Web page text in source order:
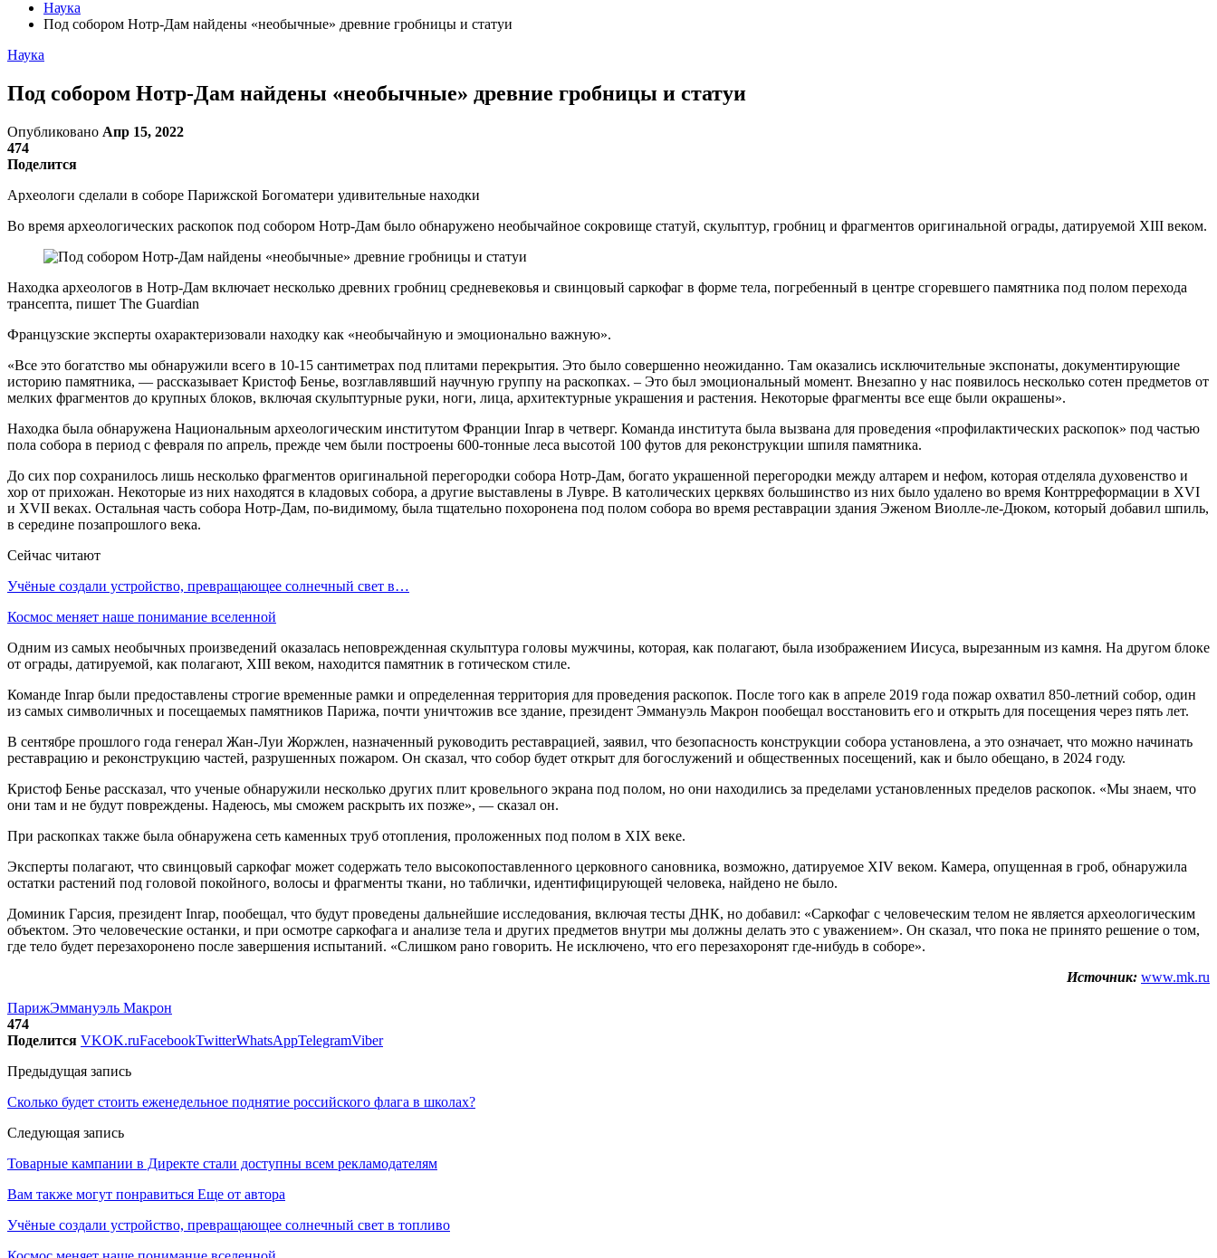
Наука
Под собором Нотр-Дам найдены «необычные» древние гробницы и статуи
Наука
Под собором Нотр-Дам найдены «необычные» древние гробницы и статуи
Опубликовано Апр 15, 2022
474
Поделится
Археологи сделали в соборе Парижской Богоматери удивительные находки
Во время археологических раскопок под собором Нотр-Дам было обнаружено необычайное сокровище статуй, скульптур, гробниц и фрагментов оригинальной ограды, датируемой XIII веком.
Находка археологов в Нотр-Дам включает несколько древних гробниц средневековья и свинцовый саркофаг в форме тела, погребенный в центре сгоревшего памятника под полом перехода
трансепта, пишет The Guardian
Французские эксперты охарактеризовали находку как «необычайную и эмоционально важную».
«Все это богатство мы обнаружили всего в 10-15 сантиметрах под плитами перекрытия. Это было совершенно неожиданно. Там оказались исключительные экспонаты, документирующие
историю памятника, — рассказывает Кристоф Бенье, возглавлявший научную группу на раскопках. – Это был эмоциональный момент. Внезапно у нас появилось несколько сотен предметов от
мелких фрагментов до крупных блоков, включая скульптурные руки, ноги, лица, архитектурные украшения и растения. Некоторые фрагменты все еще были окрашены».
Находка была обнаружена Национальным археологическим институтом Франции Inrap в четверг. Команда института была вызвана для проведения «профилактических раскопок» под частью
пола собора в период с февраля по апрель, прежде чем были построены 600-тонные леса высотой 100 футов для реконструкции шпиля памятника.
До сих пор сохранилось лишь несколько фрагментов оригинальной перегородки собора Нотр-Дам, богато украшенной перегородки между алтарем и нефом, которая отделяла духовенство и
хор от прихожан. Некоторые из них находятся в кладовых собора, а другие выставлены в Лувре. В католических церквях большинство из них было удалено во время Контрреформации в XVI
и XVII веках. Остальная часть собора Нотр-Дам, по-видимому, была тщательно похоронена под полом собора во время реставрации здания Эженом Виолле-ле-Дюком, который добавил шпиль,
в середине позапрошлого века.
Сейчас читают
Учёные создали устройство, превращающее солнечный свет в…
Космос меняет наше понимание вселенной
Одним из самых необычных произведений оказалась неповрежденная скульптура головы мужчины, которая, как полагают, была изображением Иисуса, вырезанным из камня. На другом блоке
от ограды, датируемой, как полагают, XIII веком, находится памятник в готическом стиле.
Команде Inrap были предоставлены строгие временные рамки и определенная территория для проведения раскопок. После того как в апреле 2019 года пожар охватил 850-летний собор, один
из самых символичных и посещаемых памятников Парижа, почти уничтожив все здание, президент Эммануэль Макрон пообещал восстановить его и открыть для посещения через пять лет.
В сентябре прошлого года генерал Жан-Луи Жоржлен, назначенный руководить реставрацией, заявил, что безопасность конструкции собора установлена, а это означает, что можно начинать
реставрацию и реконструкцию частей, разрушенных пожаром. Он сказал, что собор будет открыт для богослужений и общественных посещений, как и было обещано, в 2024 году.
Кристоф Бенье рассказал, что ученые обнаружили несколько других плит кровельного экрана под полом, но они находились за пределами установленных пределов раскопок. «Мы знаем, что
они там и не будут повреждены. Надеюсь, мы сможем раскрыть их позже», — сказал он.
При раскопках также была обнаружена сеть каменных труб отопления, проложенных под полом в XIX веке.
Эксперты полагают, что свинцовый саркофаг может содержать тело высокопоставленного церковного сановника, возможно, датируемое XIV веком. Камера, опущенная в гроб, обнаружила
остатки растений под головой покойного, волосы и фрагменты ткани, но таблички, идентифицирующей человека, найдено не было.
Доминик Гарсия, президент Inrap, пообещал, что будут проведены дальнейшие исследования, включая тесты ДНК, но добавил: «Саркофаг с человеческим телом не является археологическим
объектом. Это человеческие останки, и при осмотре саркофага и анализе тела и других предметов внутри мы должны делать это с уважением». Он сказал, что пока не принято решение о том,
где тело будет перезахоронено после завершения испытаний. «Слишком рано говорить. Не исключено, что его перезахоронят где-нибудь в соборе».
Источник: www.mk.ru
ПарижЭммануэль Макрон
474
Поделится VKOK.ruFacebookTwitterWhatsAppTelegramViber
Предыдущая запись
Сколько будет стоить еженедельное поднятие российского флага в школах?
Следующая запись
Товарные кампании в Директе стали доступны всем рекламодателям
Вам также могут понравиться Еще от автора
Учёные создали устройство, превращающее солнечный свет в топливо